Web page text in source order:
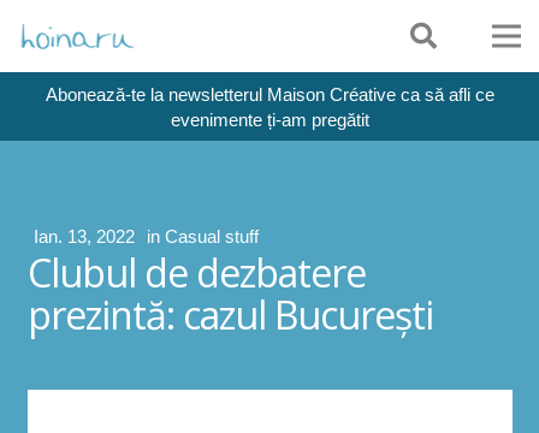
Abonează-te la newsletterul Maison Créative ca să afli ce
evenimente ți-am pregătit
Ian. 13, 2022 in Casual stuff
Clubul de dezbatere
prezintă: cazul București